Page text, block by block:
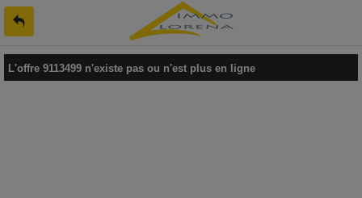
L'offre 9113499 n'existe pas ou n'est plus en ligne